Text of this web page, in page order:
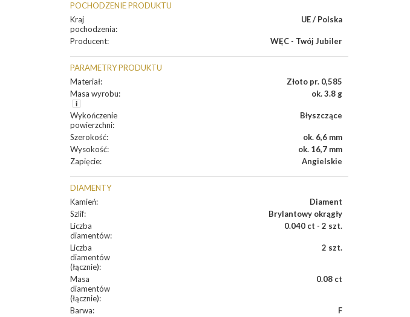
POCHODZENIE PRODUKTU
Kraj
pochodzenia:
UE / Polska
Producent: WĘC - Twój Jubiler
PARAMETRY PRODUKTU
Materiał:
Złoto pr. 0,585
Masa wyrobu: ok. 3.8 g
Wykończenie
powierzchni:
Błyszczące
Szerokość:
ok. 6,6 mm
Wysokość:
ok. 16,7 mm
Zapięcie: Angielskie
DIAMENTY
Kamień:
Diament
Szlif:
Brylantowy okrągły
Liczba
diamentów:
0.040 ct - 2 szt.
Liczba
diamentów
(łącznie):
2 szt.
Masa
diamentów
(łącznie):
0.08 ct
Barwa:
F